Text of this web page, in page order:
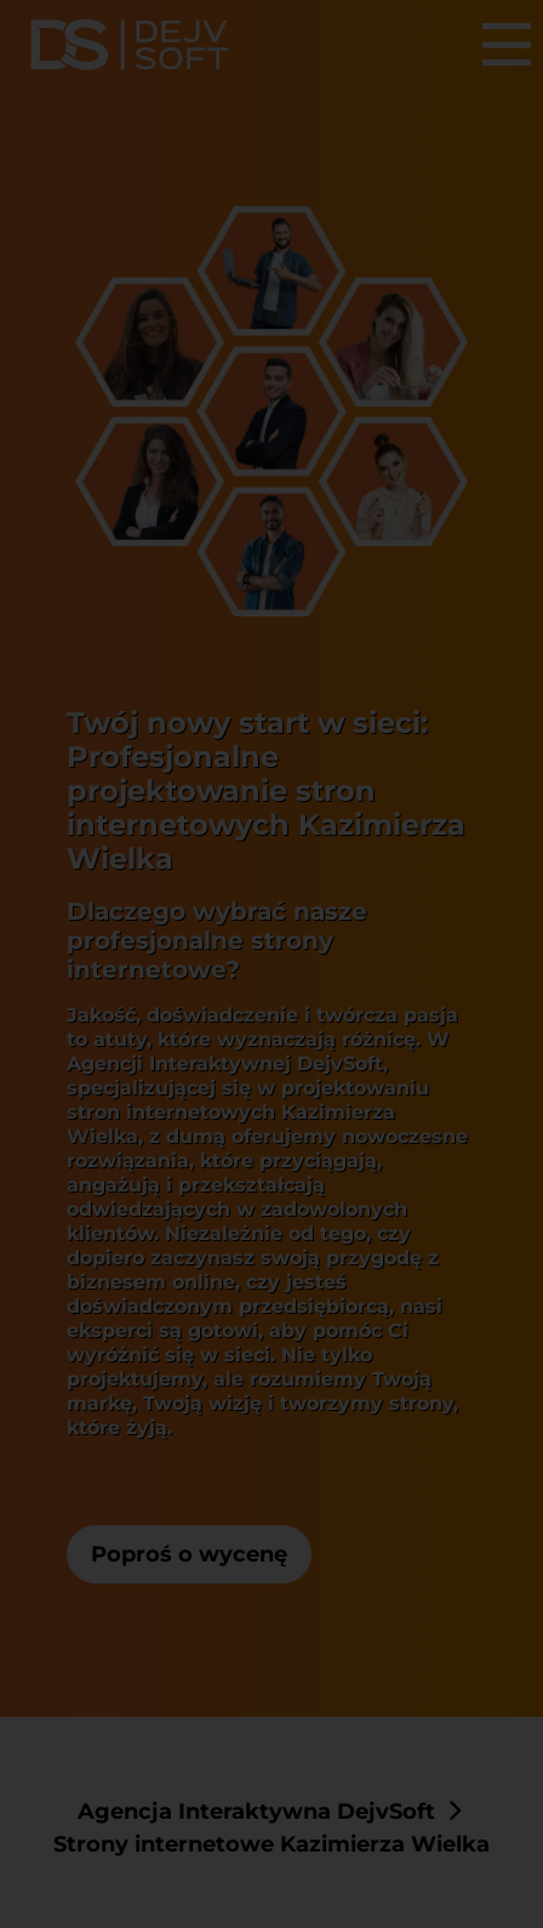
Twój nowy start w sieci:
Profesjonalne
projektowanie stron
internetowych Kazimierza
Wielka
Dlaczego wybrać nasze
profesjonalne strony
internetowe?
Jakość, doświadczenie i twórcza pasja
to atuty, które wyznaczają różnicę. W
Agencji Interaktywnej DejvSoft,
specjalizującej się w projektowaniu
stron internetowych Kazimierza
Wielka, z dumą oferujemy nowoczesne
rozwiązania, które przyciągają,
angażują i przekształcają
odwiedzających w zadowolonych
klientów. Niezależnie od tego, czy
dopiero zaczynasz swoją przygodę z
biznesem online, czy jesteś
doświadczonym przedsiębiorcą, nasi
eksperci są gotowi, aby pomóc Ci
wyróżnić się w sieci. Nie tylko
projektujemy, ale rozumiemy Twoją
markę, Twoją wizję i tworzymy strony,
które żyją.
Poproś o wycenę
Agencja Interaktywna DejvSoft
Strony internetowe Kazimierza Wielka